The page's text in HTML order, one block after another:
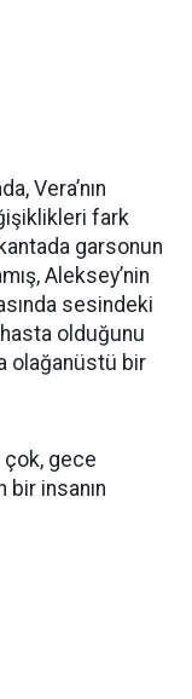
Vera’nın
fark
garsonun
Aleksey’nin
sesindeki
olduğunu
olağanüstü bir
çok, gece
bir insanın